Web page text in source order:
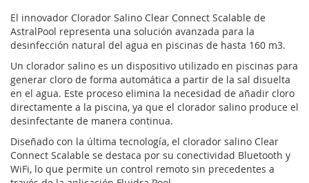
El innovador Clorador Salino Clear Connect Scalable de
AstralPool representa una solución avanzada para la
desinfección natural del agua en piscinas de hasta 160 m3.
Un clorador salino es un dispositivo utilizado en piscinas para
generar cloro de forma automática a partir de la sal disuelta
en el agua. Este proceso elimina la necesidad de añadir cloro
directamente a la piscina, ya que el clorador salino produce el
desinfectante de manera continua.
Diseñado con la última tecnología, el clorador salino Clear
Connect Scalable se destaca por su conectividad Bluetooth y
WiFi, lo que permite un control remoto sin precedentes a